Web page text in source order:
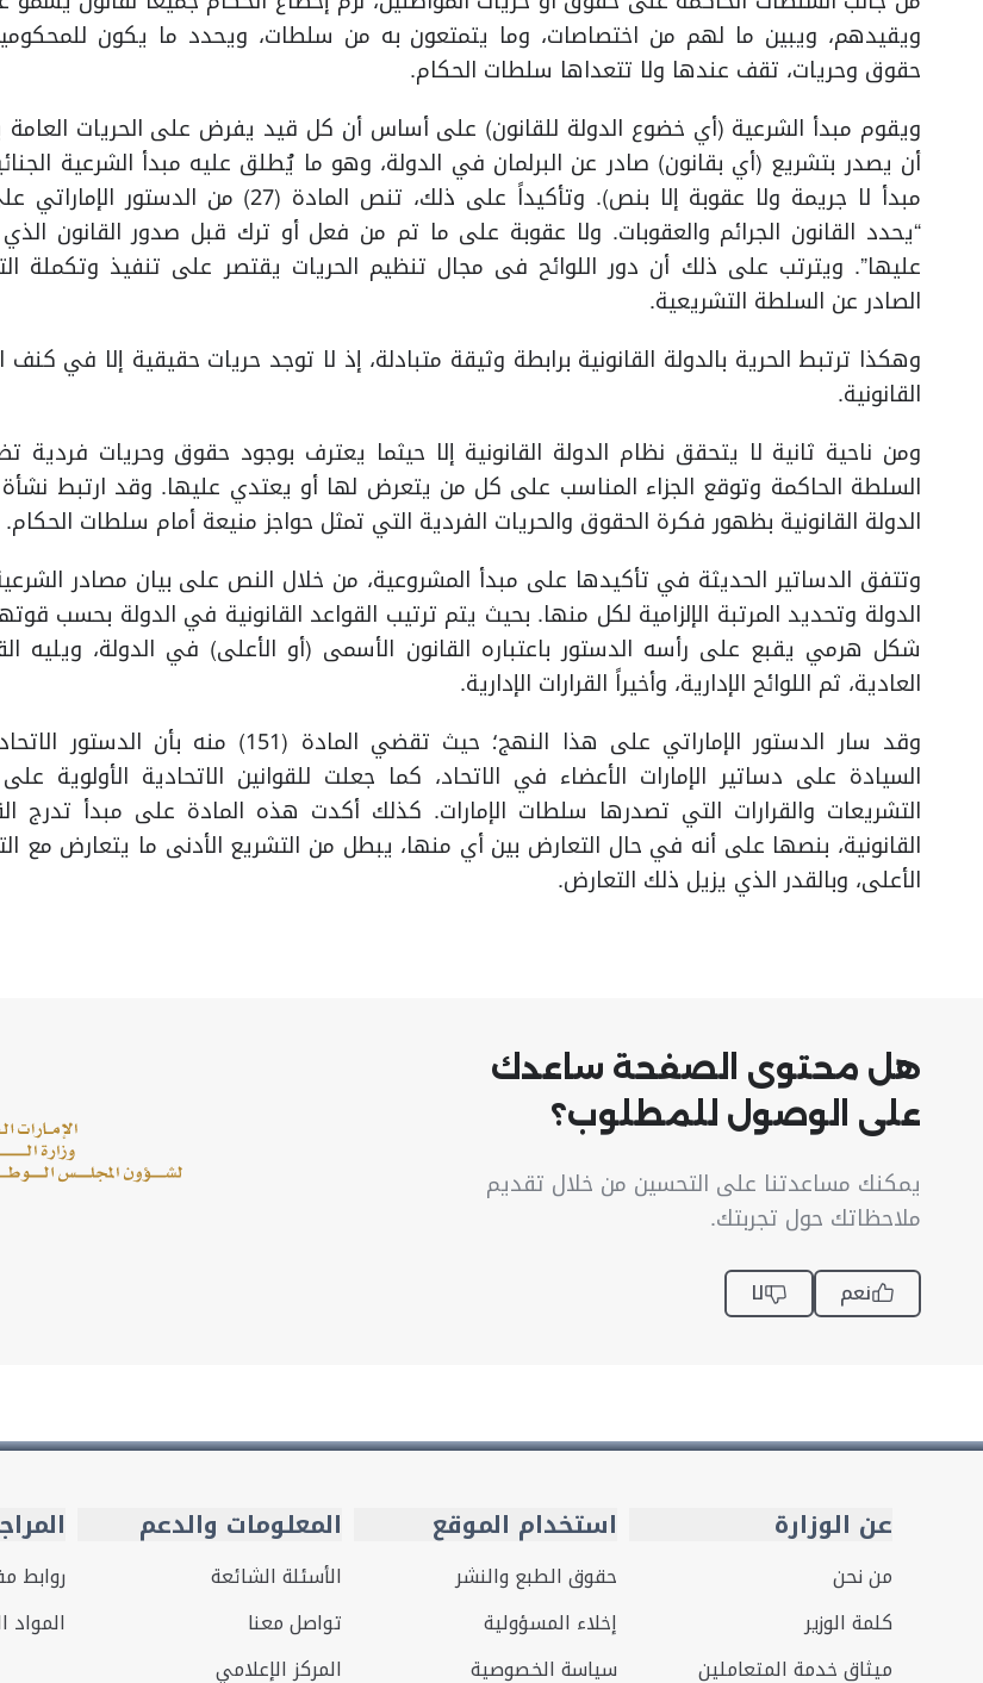
ويقيدهم، ويبين ما لهم من اختصاصات، وما يتمتعون به من سلطات، ويحدد ما يكون
حقوق وحريات، تقف عندها ولا تتعداها سلطات الحكام.
ويقوم مبدأ الشرعية (أي خضوع الدولة للقانون) على أساس أن كل قيد يفرض على الحريات العامة
أن يصدر بتشريع (أي بقانون) صادر عن البرلمان في الدولة، وهو ما يُطلق عليه مبدأ الشرعية
مبدأ لا جريمة ولا عقوبة إلا بنص). وتأكيداً على ذلك، تنص المادة (27) من الدستور
“يحدد القانون الجرائم والعقوبات. ولا عقوبة على ما تم من فعل أو ترك قبل صدور القانون
عليها”. ويترتب على ذلك أن دور اللوائح فى مجال تنظيم الحريات يقتصر على تنفيذ وتكملة
الصادر عن السلطة التشريعية.
وهكذا ترتبط الحرية بالدولة القانونية برابطة وثيقة متبادلة، إذ لا توجد حريات حقيقية إلا في كنف
القانونية.
ومن ناحية ثانية لا يتحقق نظام الدولة القانونية إلا حيثما يعترف بوجود حقوق وحريات فردية
السلطة الحاكمة وتوقع الجزاء المناسب على كل من يتعرض لها أو يعتدي عليها. وقد ارتبط
الدولة القانونية بظهور فكرة الحقوق والحريات الفردية التي تمثل حواجز منيعة أمام سلطات الحكام.
وتتفق الدساتير الحديثة في تأكيدها على مبدأ المشروعية، من خلال النص على بيان مصادر
الدولة وتحديد المرتبة الإلزامية لكل منها. بحيث يتم ترتيب القواعد القانونية في الدولة بحسب
شكل هرمي يقبع على رأسه الدستور باعتباره القانون الأسمى (أو الأعلى) في الدولة، ويليه
العادية، ثم اللوائح الإدارية، وأخيراً القرارات الإدارية.
وقد سار الدستور الإماراتي على هذا النهج؛ حيث تقضي المادة (151) منه بأن
السيادة على دساتير الإمارات الأعضاء في الاتحاد، كما جعلت للقوانين الاتحادية الأولوية
التشريعات والقرارات التي تصدرها سلطات الإمارات. كذلك أكدت هذه المادة على مبدأ تدرج
القانونية، بنصها على أنه في حال التعارض بين أي منها، يبطل من التشريع الأدنى ما يتعارض مع
الأعلى، وبالقدر الذي يزيل ذلك التعارض.​
هل محتوى الصفحة ساعدك
على الوصول للمطلوب؟
يمكنك مساعدتنا على التحسين من خلال تقديم
ملاحظاتك حول تجربتك.
نعم لا
عن الوزارة
من نحن
كلمة الوزير
ميثاق خدمة المتعاملين
استخدام الموقع
حقوق الطبع والنشر
إخلاء المسؤولية
سياسة الخصوصية
المعلومات والدعم
الأسئلة الشائعة
تواصل معنا
المركز الإعلامي
روابط
المواد